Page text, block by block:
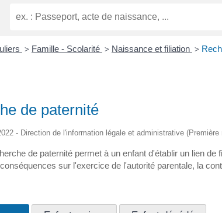
> Famille - Scolarité > Naissance et filiation >
de paternité
- Direction de l'information légale et administrative (Première
de paternité permet à un enfant d'établir un lien
sur l'exercice de l'autorité parentale, la